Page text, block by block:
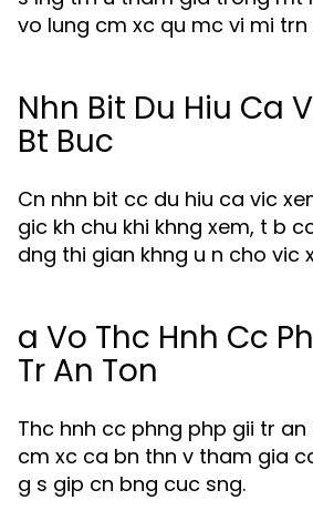
vo lung cm xc qu mc vi mi trn
Nhn Bit Du Hiu Ca
Bt Buc
Cn nhn bit cc du hiu ca vic
gic kh chu khi khng xem, t b
dng thi gian khng u n cho vic
a Vo Thc Hnh Cc
Tr An Ton
Thc hnh cc phng php gii tr
cm xc ca bn thn v tham gia
g s gip cn bng cuc sng.